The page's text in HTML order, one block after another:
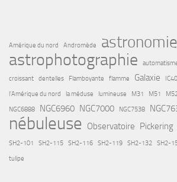
Amérique du nord Andromède astronomie
astrophotographie
croissant
dentelles Flamboyante flamme Galaxie
l'Amérique du nord
la méduse lumineuse M31 M51
NGC6888
NGC6960 NGC7000 NGC7538
nébuleuse Observatoire Pickering
SH2-101 SH2-115 SH2-116 SH2-119 SH2-132 SH2-
tulipe